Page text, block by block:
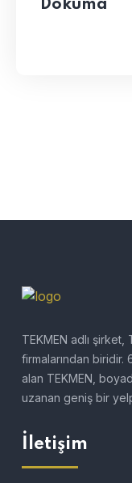
Dokuma
TEKMEN adlı
firmalarından biridir.
alan TEKMEN,
uzanan geniş bir
İletişim